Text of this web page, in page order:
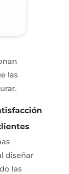
las
diseñar
las